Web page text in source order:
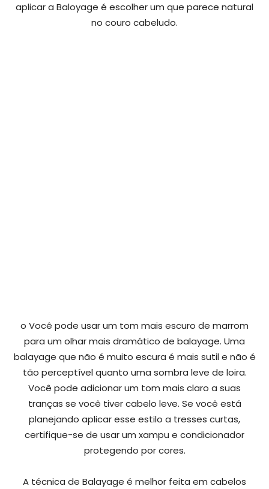
aplicar a Baloyage é escolher um que parece natural
no couro cabeludo.
o Você pode usar um tom mais escuro de marrom
para um olhar mais dramático de balayage. Uma
balayage que não é muito escura é mais sutil e não é
tão perceptível quanto uma sombra leve de loira.
Você pode adicionar um tom mais claro a suas
tranças se você tiver cabelo leve. Se você está
planejando aplicar esse estilo a tresses curtas,
certifique-se de usar um xampu e condicionador
protegendo por cores.
A técnica de Balayage é melhor feita em cabelos